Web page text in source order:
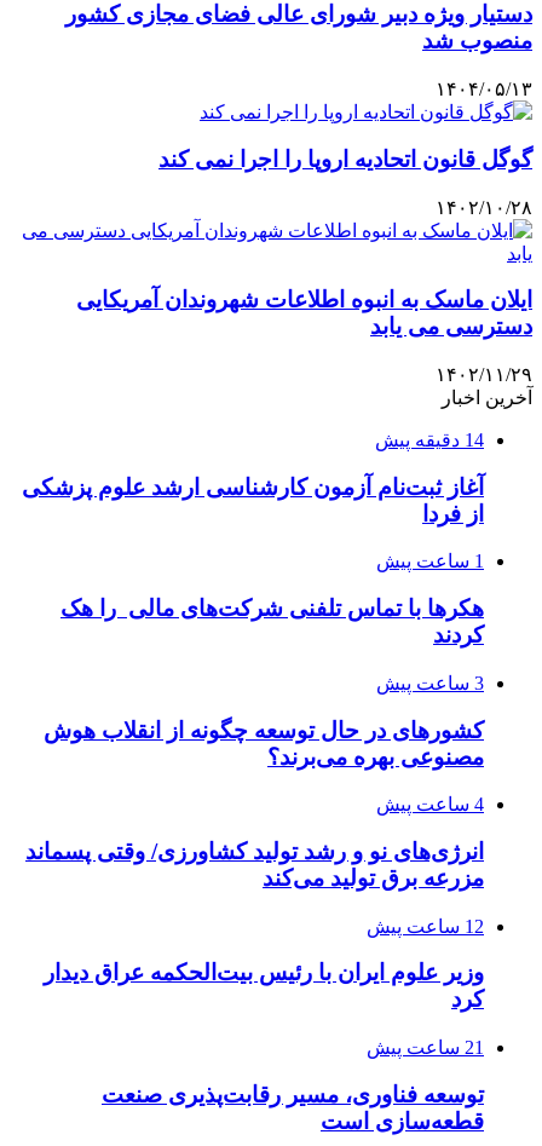
دستیار ویژه دبیر شورای عالی فضای مجازی کشور
منصوب شد
۱۴۰۴/۰۵/۱۳
گوگل قانون اتحادیه اروپا را اجرا نمی کند
۱۴۰۲/۱۰/۲۸
ایلان ماسک به انبوه اطلاعات شهروندان آمریکایی
دسترسی می یابد
۱۴۰۲/۱۱/۲۹
آخرین اخبار
14 دقیقه پیش
آغاز ثبت‌نام‌ آزمون کارشناسی ارشد علوم پزشکی
از فردا
1 ساعت پیش
هکرها با تماس تلفنی شرکت‌های مالی را هک
کردند
3 ساعت پیش
کشورهای در حال توسعه چگونه از انقلاب هوش
مصنوعی بهره می‌برند؟
4 ساعت پیش
انرژی‌های نو و رشد تولید کشاورزی/ وقتی پسماند
مزرعه‌ برق تولید می‌کند
12 ساعت پیش
وزیر علوم ایران با رئیس بیت‌الحکمه عراق دیدار
کرد
21 ساعت پیش
توسعه فناوری، مسیر رقابت‌پذیری صنعت
قطعه‌سازی است